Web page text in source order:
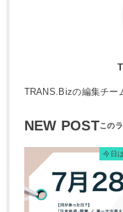
TRANS.Bizの編集チー
NEW POST
今日